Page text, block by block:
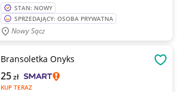
STAN: NOWY
SPRZEDAJĄCY: OSOBA PRYWATNA
Nowy Sącz
Bransoletka Onyks
KUP TERAZ
25zł